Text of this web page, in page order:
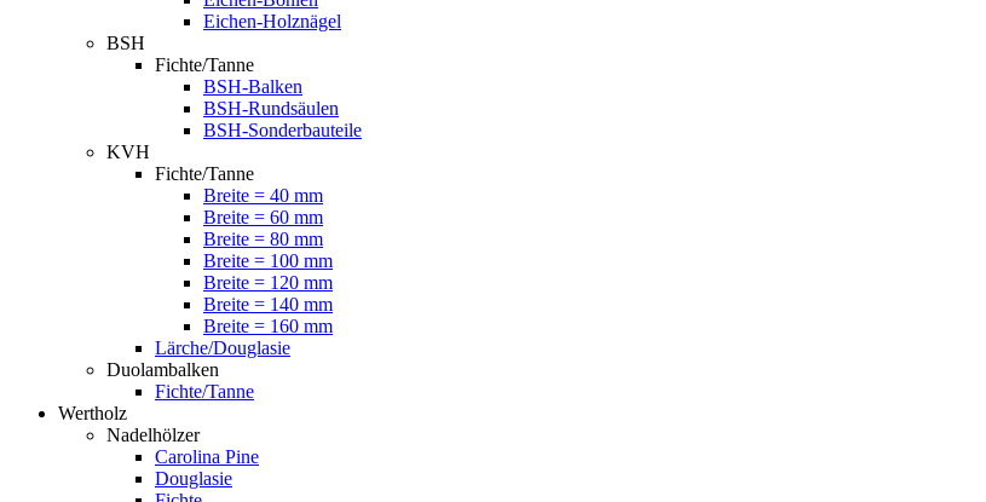
Eichen-Holznägel
BSH
Fichte/Tanne
BSH-Balken
BSH-Rundsäulen
BSH-Sonderbauteile
KVH
Fichte/Tanne
Breite = 40 mm
Breite = 60 mm
Breite = 80 mm
Breite = 100 mm
Breite = 120 mm
Breite = 140 mm
Breite = 160 mm
Lärche/Douglasie
Duolambalken
Fichte/Tanne
Wertholz
Nadelhölzer
Carolina Pine
Douglasie